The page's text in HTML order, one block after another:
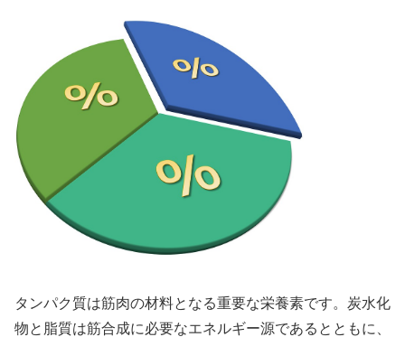
タンパク質は筋肉の材料となる重要な栄養素です。炭水化
物と脂質は筋合成に必要なエネルギー源であるとともに、